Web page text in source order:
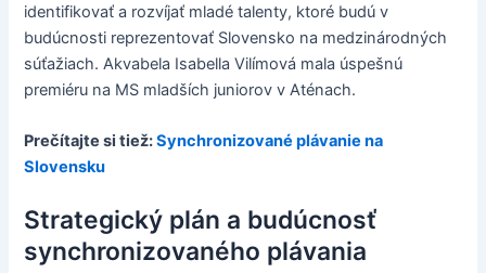
identifikovať a rozvíjať mladé talenty, ktoré budú v
budúcnosti reprezentovať Slovensko na medzinárodných
súťažiach. Akvabela Isabella Vilímová mala úspešnú
premiéru na MS mladších juniorov v Aténach.
Prečítajte si tiež:Synchronizované plávanie na
Slovensku
Strategický plán a budúcnosť
synchronizovaného plávania